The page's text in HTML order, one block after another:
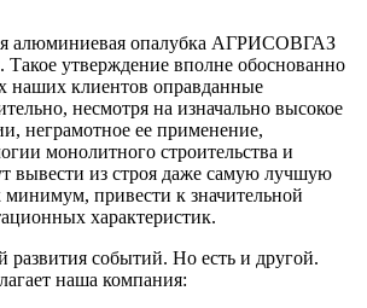
алюминиевая опалубка АГРИСОВГАЗ
Такое утверждение вполне обоснованно
наших клиентов оправданные
несмотря на изначально высокое
неграмотное ее применение,
монолитного строительства и
вывести из строя даже самую лучшую
минимум, привести к значительной
характеристик.
развития событий. Но есть и другой.
наша компания: